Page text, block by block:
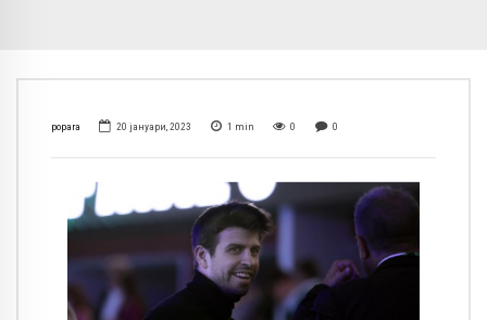
popara 20 јануари, 2023 1 min 0 0